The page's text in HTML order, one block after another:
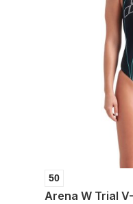
50
Arena W Trial